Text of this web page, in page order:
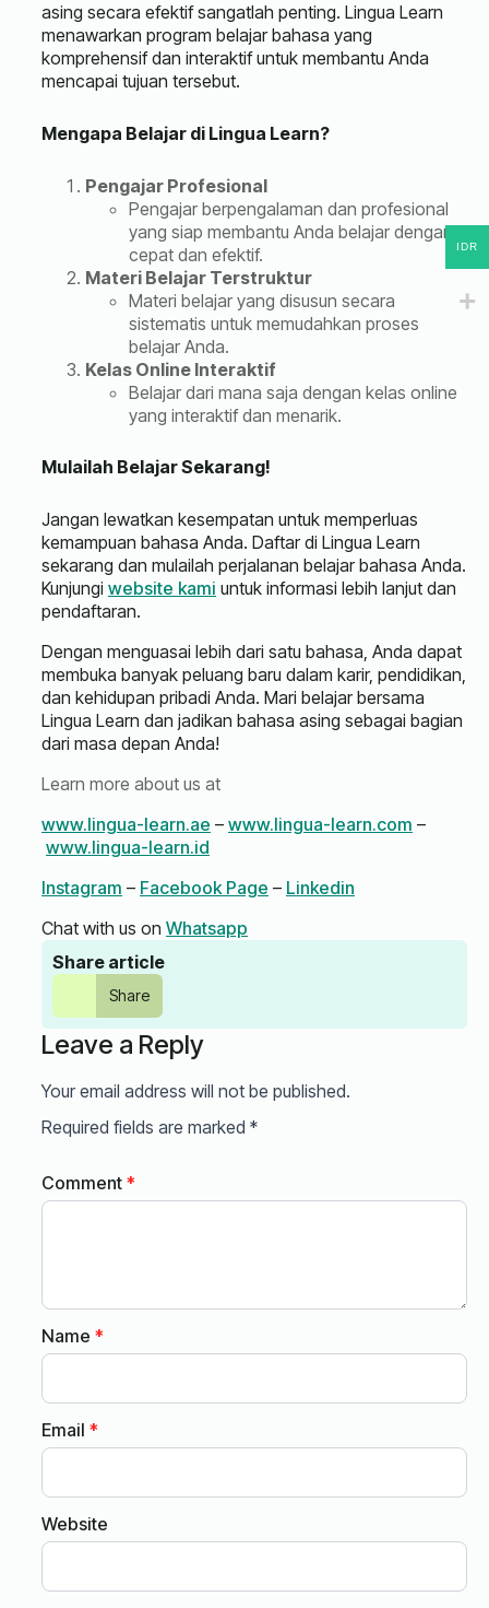
asing secara efektif sangatlah penting. Lingua Learn
menawarkan program belajar bahasa yang
komprehensif dan interaktif untuk membantu Anda
mencapai tujuan tersebut.
Mengapa Belajar di Lingua Learn?
Pengajar Profesional
Pengajar berpengalaman dan profesional
yang siap membantu Anda belajar dengan
cepat dan efektif.
Materi Belajar Terstruktur
Materi belajar yang disusun secara
sistematis untuk memudahkan proses
belajar Anda.
Kelas Online Interaktif
Belajar dari mana saja dengan kelas online
yang interaktif dan menarik.
Mulailah Belajar Sekarang!
Jangan lewatkan kesempatan untuk memperluas
kemampuan bahasa Anda. Daftar di Lingua Learn
sekarang dan mulailah perjalanan belajar bahasa Anda.
Kunjungi website kami untuk informasi lebih lanjut dan
pendaftaran.
Dengan menguasai lebih dari satu bahasa, Anda dapat
membuka banyak peluang baru dalam karir, pendidikan,
dan kehidupan pribadi Anda. Mari belajar bersama
Lingua Learn dan jadikan bahasa asing sebagai bagian
dari masa depan Anda!
Learn more about us at
www.lingua-learn.ae – www.lingua-learn.com –
www.lingua-learn.id
Instagram – Facebook Page – Linkedin
Chat with us on Whatsapp
Share article
Share
Leave a Reply
Your email address will not be published.
Required fields are marked *
Comment *
Name *
Email *
Website
IDR